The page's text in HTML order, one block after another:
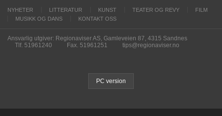
NYHETER LITTERATUR KUNST TEATER OG REVY
FILM
MUSIKK OG DANS
KONTAKT OSS
Ansvarlig utgiver: Regionaviser AS, Gamleveien 87, 4315 Sandnes
Tlf. 51961240
Fax. 51961251 tips@regionaviser.no
PC version